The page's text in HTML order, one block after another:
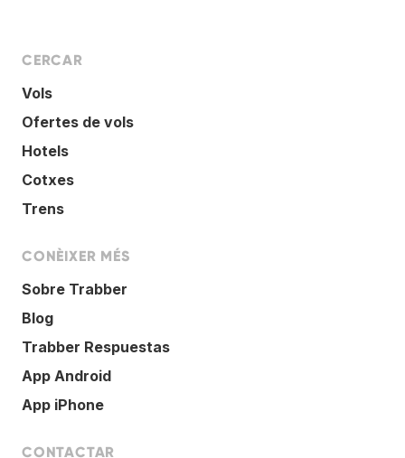
CERCAR
Vols
Ofertes de vols
Hotels
Cotxes
Trens
CONÈIXER MÉS
Sobre Trabber
Blog
Trabber Respuestas
App Android
App iPhone
CONTACTAR